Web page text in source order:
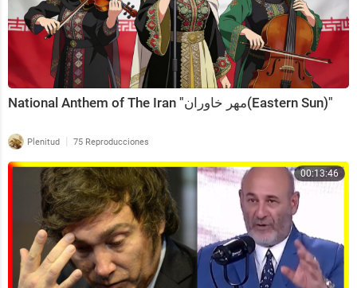
National Anthem of The Iran "مهر خاوران(Eastern Sun)"
Plenitud | 75 Reproducciones
00:13:46